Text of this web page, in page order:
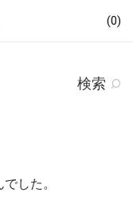
0
検索
した。